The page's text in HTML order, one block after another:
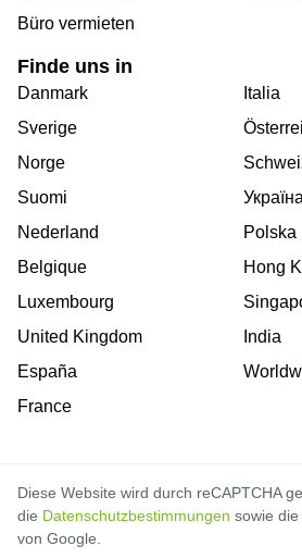
Büro vermieten
Finde uns in
Danmark
Sverige
Norge
Suomi
Nederland
Belgique
Luxembourg
United Kingdom
España
France
Italia
Україна
Polska
Hong
India
Diese Website wird durch reCAPTCHA
die Datenschutzbestimmungen sowie die
von Google.